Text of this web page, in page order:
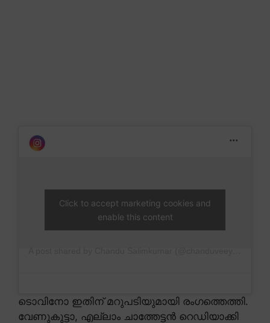
Click to accept marketing cookies and
enable this content
ടൊവിനോ ഇതിന് മറുപടിയുമായി രംഗത്തെത്തി.
വേണുകുട്ടാ, എല്ലാം ചാത്തേട്ടൻ റെഡിയാക്കി